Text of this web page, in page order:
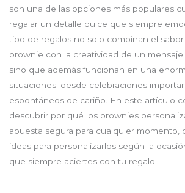
son una de las opciones más populares
regalar un detalle dulce que siempre
tipo de regalos no solo combinan el
brownie con la creatividad de un mensaje
sino que además funcionan en una
situaciones: desde celebraciones
espontáneos de cariño. En este artículo
descubrir por qué los brownies
apuesta segura para cualquier momento,
ideas para personalizarlos según la
que siempre aciertes con tu regalo.